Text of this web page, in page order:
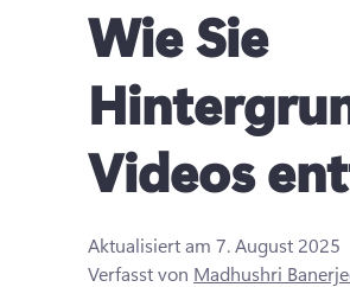
Wie Sie
Videos
Aktualisiert am 7. August 2025
Verfasst von Madhushri